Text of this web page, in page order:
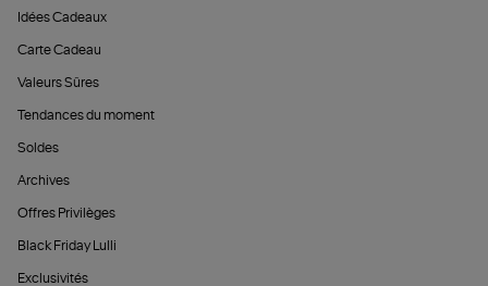
Idées Cadeaux
Carte Cadeau
Valeurs Sûres
Tendances du moment
Soldes
Archives
Offres Privilèges
Black Friday Lulli
Exclusivités